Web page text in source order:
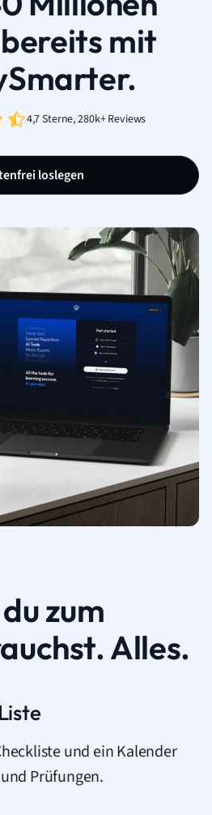
mit
4,7 Sterne, 280k+ Reviews
loslegen
zum
Alles.
und ein Kalender
Prüfungen.